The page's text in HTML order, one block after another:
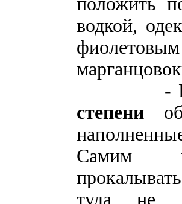
водкой,
- При
степени
Самим
туда не